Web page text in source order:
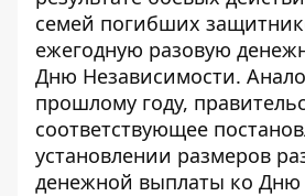
семей погибших
ежегодную разовую
Дню Независимости.
прошлому году,
соответствующее
установлении размеров
денежной выплаты ко Дню